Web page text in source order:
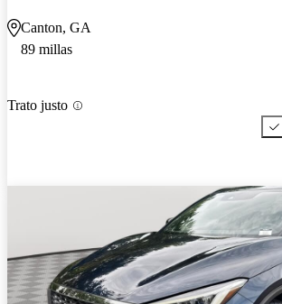
Canton, GA
89 millas
Trato justo